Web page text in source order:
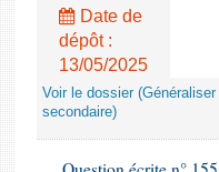
Date de
dépôt :
13/05/2025
Voir le dossier
secondaire)